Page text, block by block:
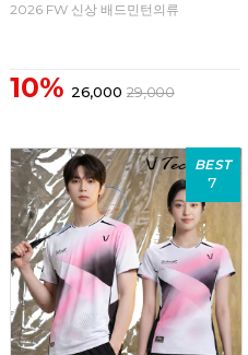
2026 FW 신상 배드민턴의류
10% 26,000 29,000
BEST
7